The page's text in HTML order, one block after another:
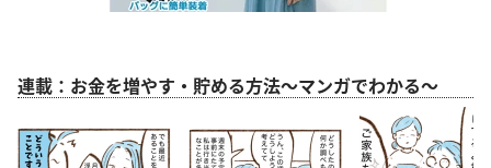
連載：お金を増やす・貯める方法～マンガでわかる～